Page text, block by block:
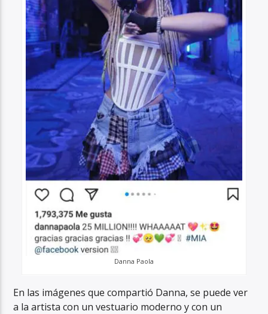
Danna Paola
En las imágenes que compartió Danna, se puede ver
a la artista con un vestuario moderno y con un